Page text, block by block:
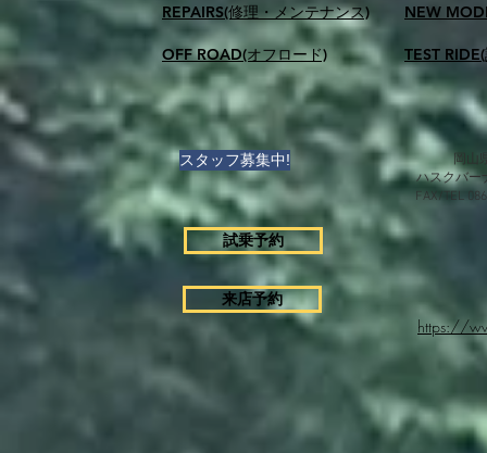
REPAIRS(修理・メンテナンス)
OFF ROAD(オフロード)
NEW
TEST
スタッフ募集中!
試乗予約
来店予約
岡山
ハスクバー
FAX/TEL
https://